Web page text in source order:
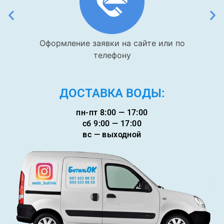
Оформление заявки на сайте или по
телефону
ДОСТАВКА ВОДЫ:
пн-пт 8:00 — 17:00
сб 9:00 — 17:00
вс — выходной